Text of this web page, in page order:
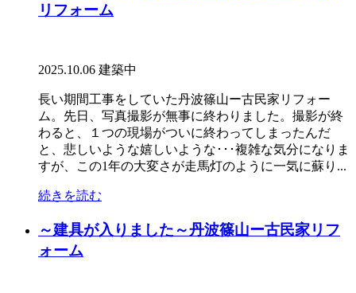
リフォーム
2025.10.06 建築中
長い期間工事をしていた丹波篠山ー古民家リフォー
ム。先日、写真撮影が無事に終わりました。撮影が終
わると、１つの現場がついに終わってしまったんだ
と、悲しいような嬉しいような･･･複雑な気分になりま
すが、この1年の大変さが走馬灯のように一気に蘇り...
続きを読む
～建具が入りました～丹波篠山ー古民家リフ
ォーム